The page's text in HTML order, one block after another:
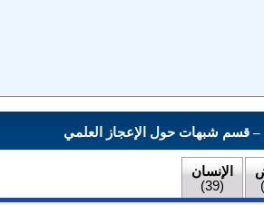
– قسم شبهات حول الإعجاز العلمي
الإنسان
(39)